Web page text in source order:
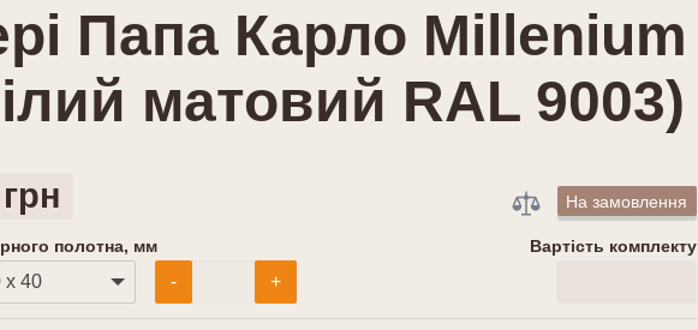
Папа Карло Millenium
матовий RAL 9003)
На замовлення
полотна, мм Вартість комплекту
- +